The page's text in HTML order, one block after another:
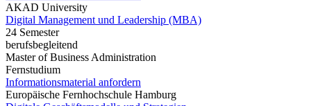
AKAD University
Digital Management und Leadership (MBA)
24 Semester
berufsbegleitend
Master of Business Administration
Fernstudium
Informationsmaterial anfordern
Europäische Fernhochschule Hamburg